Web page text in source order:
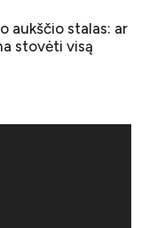
aukščio stalas: ar
stovėti visą